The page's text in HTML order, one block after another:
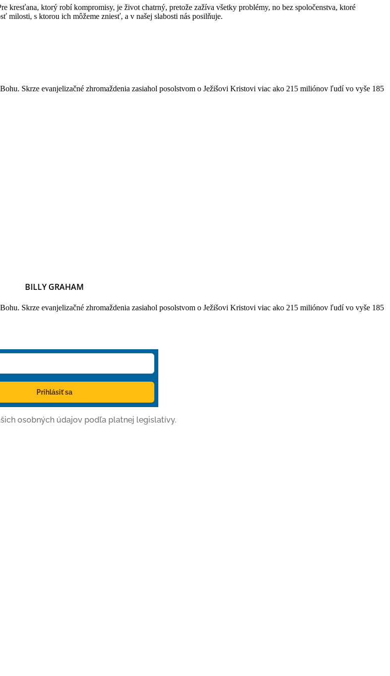
ktorý robí kompromisy, je život chatrný, pretože zažíva všetky problémy, no bez spoločenstva, ktoré
milosti, s ktorou ich môžeme zniesť, a v našej slabosti nás posilňuje.
Skrze evanjelizačné zhromaždenia zasiahol posolstvom o Ježišovi Kristovi viac ako 215 miliónov ľudí vo vyše 185
BILLY GRAHAM
Skrze evanjelizačné zhromaždenia zasiahol posolstvom o Ježišovi Kristovi viac ako 215 miliónov ľudí vo vyše 185
Prihlásiť sa
osobných údajov podľa platnej legislatívy.